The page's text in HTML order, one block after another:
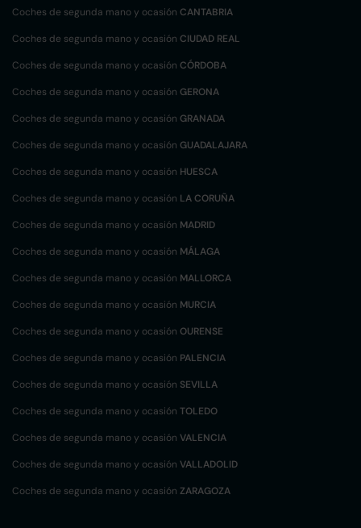
Coches de segunda mano y ocasión CANTABRIA
Coches de segunda mano y ocasión CIUDAD REAL
Coches de segunda mano y ocasión CÓRDOBA
Coches de segunda mano y ocasión GERONA
Coches de segunda mano y ocasión GRANADA
Coches de segunda mano y ocasión GUADALAJARA
Coches de segunda mano y ocasión HUESCA
Coches de segunda mano y ocasión LA CORUÑA
Coches de segunda mano y ocasión MADRID
Coches de segunda mano y ocasión MÁLAGA
Coches de segunda mano y ocasión MALLORCA
Coches de segunda mano y ocasión MURCIA
Coches de segunda mano y ocasión OURENSE
Coches de segunda mano y ocasión PALENCIA
Coches de segunda mano y ocasión SEVILLA
Coches de segunda mano y ocasión TOLEDO
Coches de segunda mano y ocasión VALENCIA
Coches de segunda mano y ocasión VALLADOLID
Coches de segunda mano y ocasión ZARAGOZA